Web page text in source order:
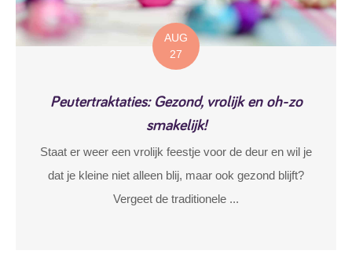
AUG
27
Peutertraktaties: Gezond, vrolijk en oh-zo
smakelijk!
Staat er weer een vrolijk feestje voor de deur en wil je
dat je kleine niet alleen blij, maar ook gezond blijft?
Vergeet de traditionele ...